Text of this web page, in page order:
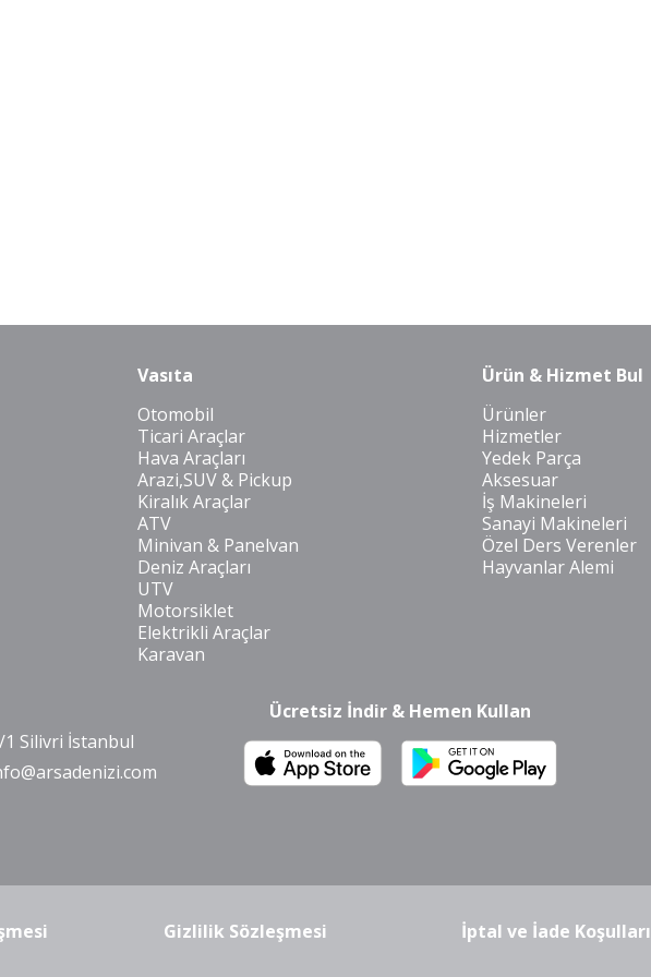
Vasıta
Otomobil
Ticari Araçlar
Hava Araçları
Arazi,SUV & Pickup
Kiralık Araçlar
ATV
Minivan & Panelvan
Deniz Araçları
UTV
Motorsiklet
Elektrikli Araçlar
Karavan
Ürün & Hizmet Bul
Ürünler
Hizmetler
Yedek Parça
Aksesuar
İş Makineleri
Sanayi Makineleri
Özel Ders Verenler
Hayvanlar Alemi
1 Silivri İstanbul
Ücretsiz İndir & Hemen Kullan
Gizlilik Sözleşmesi İptal ve İade Koşulları